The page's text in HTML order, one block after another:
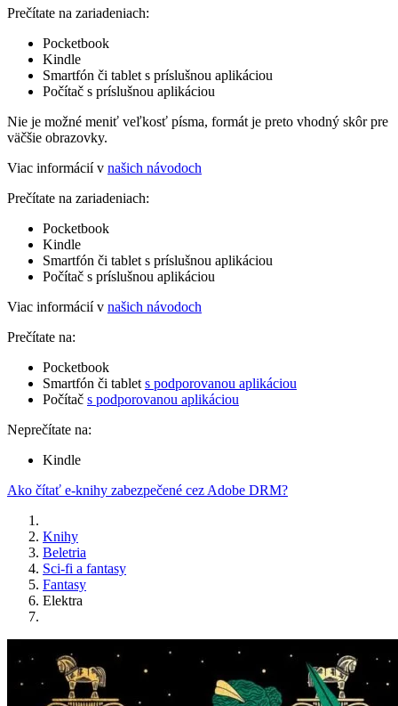
Prečítate na zariadeniach:
Pocketbook
Kindle
Smartfón či tablet s príslušnou aplikáciou
Počítač s príslušnou aplikáciou
Nie je možné meniť veľkosť písma, formát je preto vhodný skôr pre
väčšie obrazovky.
Viac informácií v našich návodoch
Prečítate na zariadeniach:
Pocketbook
Kindle
Smartfón či tablet s príslušnou aplikáciou
Počítač s príslušnou aplikáciou
Viac informácií v našich návodoch
Prečítate na:
Pocketbook
Smartfón či tablet s podporovanou aplikáciou
Počítač s podporovanou aplikáciou
Neprečítate na:
Kindle
Ako čítať e-knihy zabezpečené cez Adobe DRM?
Knihy
Beletria
Sci-fi a fantasy
Fantasy
Elektra